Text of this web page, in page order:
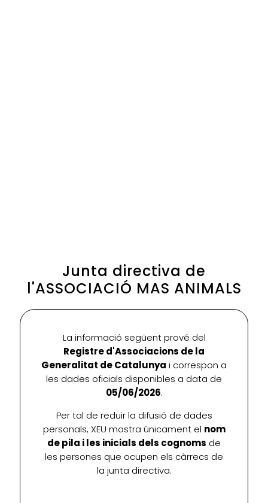
Junta directiva de
l'ASSOCIACIÓ MAS ANIMALS
La informació següent prové del
Registre d'Associacions de la
Generalitat de Catalunya i correspon a
les dades oficials disponibles a data de
05/06/2026.
Per tal de reduir la difusió de dades
personals, XEU mostra únicament el nom
de pila i les inicials dels cognoms de
les persones que ocupen els càrrecs de
la junta directiva.